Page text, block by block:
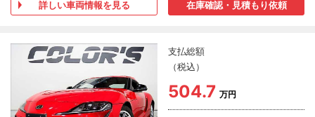
詳しい車両情報を見る 在庫確認・見積もり依頼
支払総額
（税込）
504.7 万円